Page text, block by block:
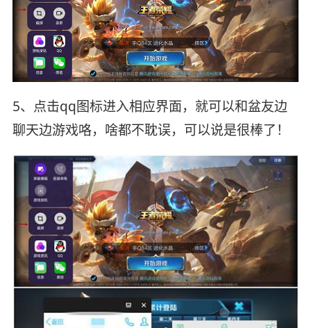
5、点击qq图标进入相应界面，就可以和盆友边
聊天边游戏咯，啥都不耽误，可以说是很棒了！